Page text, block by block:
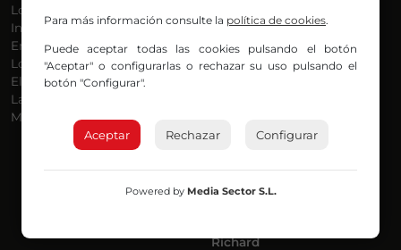
Lo Más Nuevo
Informativos
En Ruta
Locos por la Música
El Supermadrugador
La Mañana de Radio Nervión
Más Madrugada
Eva Argote
Endika
Iker
José Ignacio
Luis Carlos
Mar y Cielo
Richard
Para más información consulte la política de cookies.
Puede aceptar todas las cookies pulsando el botón
"Aceptar" o configurarlas o rechazar su uso pulsando el
botón "Configurar".
Aceptar Rechazar Configurar
Powered by Media Sector S.L.